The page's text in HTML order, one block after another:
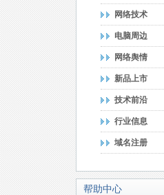
网络技术
电脑周边
网络舆情
新品上市
技术前沿
行业信息
域名注册
帮助中心